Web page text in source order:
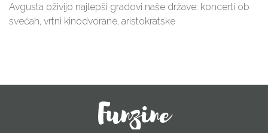
Avgusta oživijo najlepši gradovi naše države: koncerti ob
svečah, vrtni kinodvorane, aristokratske